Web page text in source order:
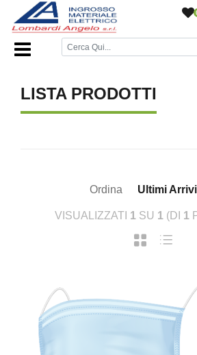
Home Page//
LISTA PRODOTTI
Ordina Ultimi Arrivi
VISUALIZZATI 1 SU 1 (DI 1